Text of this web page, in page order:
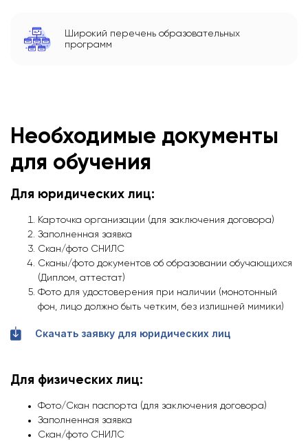
Широкий перечень образовательных
программ
Необходимые документы
для обучения
Для юридических лиц:
Карточка организации (для заключения договора)
Заполненная заявка
Скан/фото СНИЛС
Сканы/фото документов об образовании обучающихся
(Диплом, аттестат)
Фото для удостоверения при наличии (монотонный
фон, лицо должно быть четким, без излишней мимики)
Скачать заявку для юридических лиц
Для физических лиц:
Фото/Скан паспорта (для заключения договора)
Заполненная заявка
Скан/фото СНИЛС